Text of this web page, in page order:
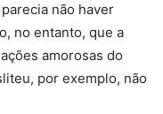
não haver
no entanto, que a
amorosas do
por exemplo, não